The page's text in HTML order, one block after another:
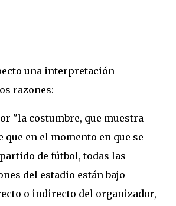
una interpretación
razones:
"la costumbre, que muestra
que en el momento en que se
de fútbol, todas las
del estadio están bajo
o indirecto del organizador,